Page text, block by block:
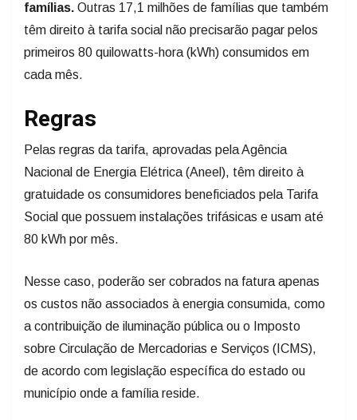
famílias. Outras 17,1 milhões de famílias que também
têm direito à tarifa social não precisarão pagar pelos
primeiros 80 quilowatts-hora (kWh) consumidos em
cada mês.
Regras
Pelas regras da tarifa, aprovadas pela Agência
Nacional de Energia Elétrica (Aneel), têm direito à
gratuidade os consumidores beneficiados pela Tarifa
Social que possuem instalações trifásicas e usam até
80 kWh por mês.
Nesse caso, poderão ser cobrados na fatura apenas
os custos não associados à energia consumida, como
a contribuição de iluminação pública ou o Imposto
sobre Circulação de Mercadorias e Serviços (ICMS),
de acordo com legislação específica do estado ou
município onde a família reside.